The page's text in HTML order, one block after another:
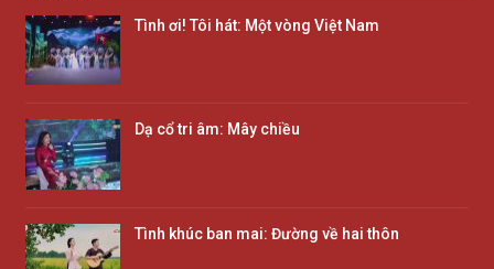
Tình ơi! Tôi hát: Một vòng Việt Nam
Dạ cổ tri âm: Mây chiều
Tình khúc ban mai: Đường về hai thôn